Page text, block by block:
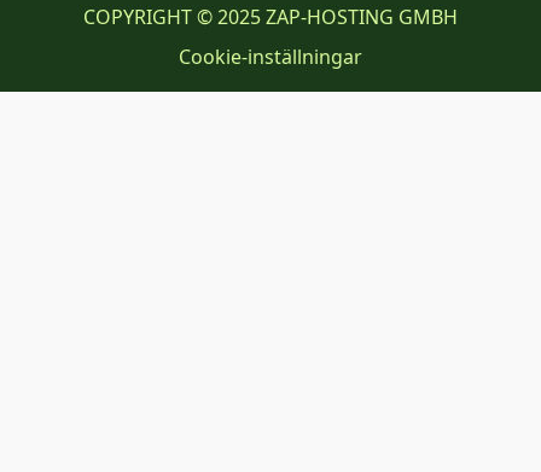
COPYRIGHT © 2025 ZAP-HOSTING GMBH
Cookie-inställningar